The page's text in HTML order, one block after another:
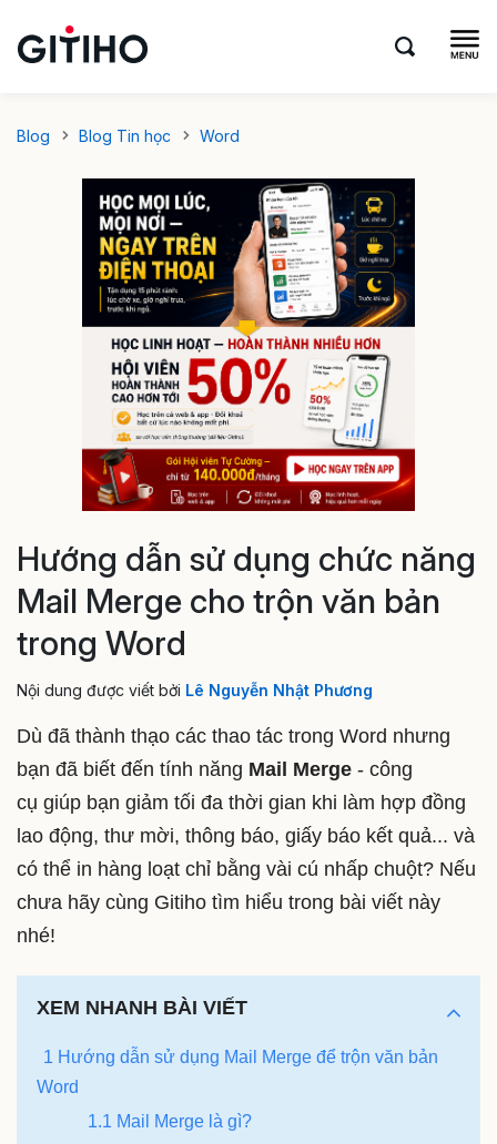
Blog Blog Tin học Word
Hướng dẫn sử dụng chức năng
Mail Merge cho trộn văn bản
trong Word
Nội dung được viết bởi Lê Nguyễn Nhật Phương
Dù đã thành thạo các thao tác trong Word nhưng
bạn đã biết đến tính năng Mail Merge - công
cụ giúp bạn giảm tối đa thời gian khi làm hợp đồng
lao động, thư mời, thông báo, giấy báo kết quả... và
có thể in hàng loạt chỉ bằng vài cú nhấp chuột? Nếu
chưa hãy cùng Gitiho tìm hiểu trong bài viết này
nhé!
XEM NHANH BÀI VIẾT
1 Hướng dẫn sử dụng Mail Merge để trộn văn bản
Word
1.1 Mail Merge là gì?